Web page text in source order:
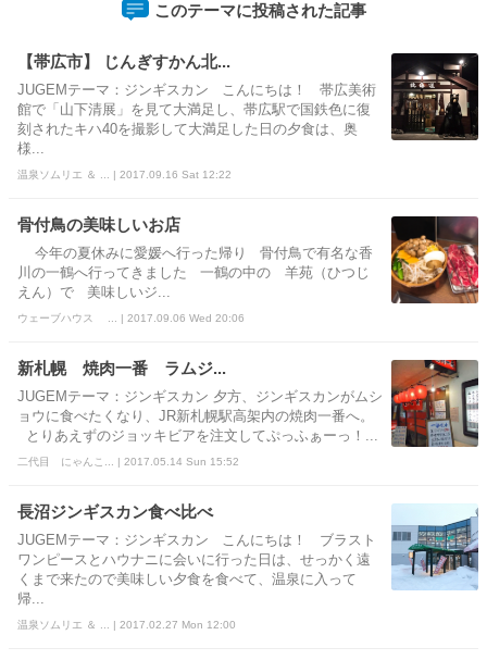
このテーマに投稿された記事
【帯広市】 じんぎすかん北...
JUGEMテーマ：ジンギスカン こんにちは！ 帯広美術
館で「山下清展」を見て大満足し、帯広駅で国鉄色に復
刻されたキハ40を撮影して大満足した日の夕食は、奥
様...
温泉ソムリエ ＆ ... | 2017.09.16 Sat 12:22
骨付鳥の美味しいお店
今年の夏休みに愛媛へ行った帰り 骨付鳥で有名な香
川の一鶴へ行ってきました 一鶴の中の 羊苑（ひつじ
えん）で 美味しいジ...
ウェーブハウス ... | 2017.09.06 Wed 20:06
新札幌 焼肉一番 ラムジ...
JUGEMテーマ：ジンギスカン 夕方、ジンギスカンがムシ
ョウに食べたくなり、JR新札幌駅高架内の焼肉一番へ。
とりあえずのジョッキビアを注文してぷっふぁーっ！...
二代目 にゃんこ... | 2017.05.14 Sun 15:52
長沼ジンギスカン食べ比べ
JUGEMテーマ：ジンギスカン こんにちは！ ブラスト
ワンピースとハウナニに会いに行った日は、せっかく遠
くまで来たので美味しい夕食を食べて、温泉に入って
帰...
温泉ソムリエ ＆ ... | 2017.02.27 Mon 12:00